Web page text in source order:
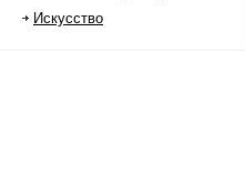
Искусство